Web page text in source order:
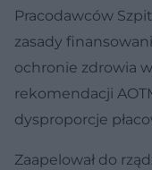
Pracodawców
zasady
ochronie zdrowia
rekomendacji
dysproporcje
Zaapelował do